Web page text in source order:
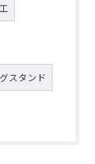
スタンド